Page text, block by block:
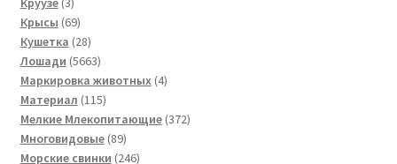
товара
Крысы 6969
товаров
Кушетка 2828
товаров
Лошади 56635663
товара
Маркировка животных 44
Материал 115115
товаров
Мелкие Млекопитающие 372372
Многовидовые 8989
товаров
Морские свинки 246246